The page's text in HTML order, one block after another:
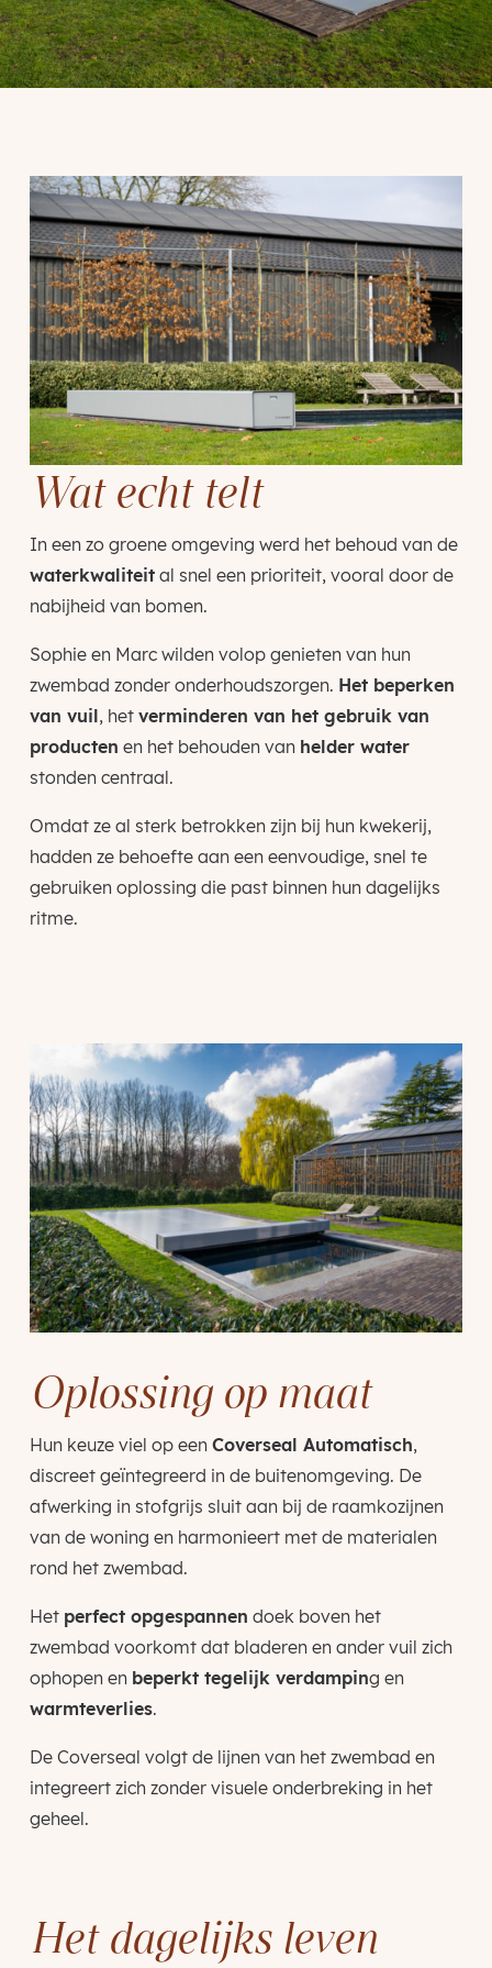
Wat echt telt
In een zo groene omgeving werd het behoud van de
waterkwaliteital snel een prioriteit, vooral door de
nabijheid van bomen.
Sophie en Marc wilden volop genieten van hun
zwembad zonder onderhoudszorgen. Het beperken
van vuil, het verminderen van het gebruik van
producten en het behouden van helder water
stonden centraal.
Omdat ze al sterk betrokken zijn bij hun kwekerij,
hadden ze behoefte aan een eenvoudige, snel te
gebruiken oplossing die past binnen hun dagelijks
ritme.
Oplossing op maat
Hun keuze viel op een Coverseal Automatisch,
discreet geïntegreerd in de buitenomgeving. De
afwerking in stofgrijs sluit aan bij de raamkozijnen
van de woning en harmonieert met de materialen
rond het zwembad.
Het perfect opgespannen doek boven het
zwembad voorkomt dat bladeren en ander vuil zich
ophopen en beperkt tegelijk verdamping en
warmteverlies.
De Coverseal volgt de lijnen van het zwembad en
integreert zich zonder visuele onderbreking in het
geheel.
Het dagelijks leven